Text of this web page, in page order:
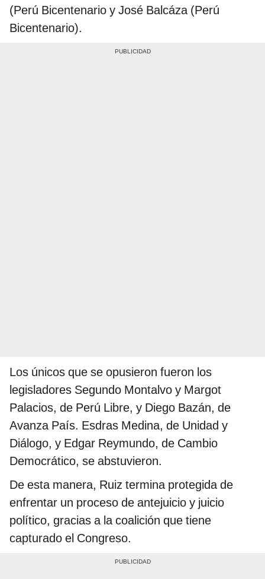
(Perú Bicentenario y José Balcáza (Perú
Bicentenario).
Los únicos que se opusieron fueron los
legisladores Segundo Montalvo y Margot
Palacios, de Perú Libre, y Diego Bazán, de
Avanza País. Esdras Medina, de Unidad y
Diálogo, y Edgar Reymundo, de Cambio
Democrático, se abstuvieron.
De esta manera, Ruiz termina protegida de
enfrentar un proceso de antejuicio y juicio
político, gracias a la coalición que tiene
capturado el Congreso.